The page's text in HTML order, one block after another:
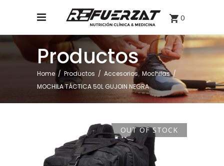
0
Productos
Home / Productos / Accesorios, Mochilas/
MOCHILA TÁCTICA 50L GUJOIN NEGRA
OUT OF STOCK